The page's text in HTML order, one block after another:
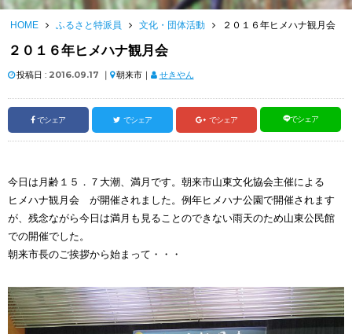
HOME ふるさと特派員 文化・団体活動 ２０１６年ヒメハナ観月会
２０１６年ヒメハナ観月会
投稿日 : 2016.09.17 ｜ 朝来市｜ せきやん
でシェア でシェア でシェア でシェア
今日は月齢１５．７大潮、満月です。朝来市山東文化協会主催による
ヒメハナ観月会 が開催されました。例年ヒメハナ公園で開催されます
が、残念ながら今日は満月も見ることのできない雨天のため山東公民館
での開催でした。
朝来市長のご挨拶から始まって・・・